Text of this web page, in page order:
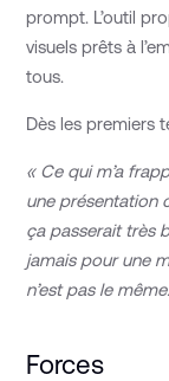
prompt. L’outil
visuels prêts à
tous.
Dès les premiers
« Ce qui m’a
une présentation
ça passerait très
jamais pour une
n’est pas le
Forces